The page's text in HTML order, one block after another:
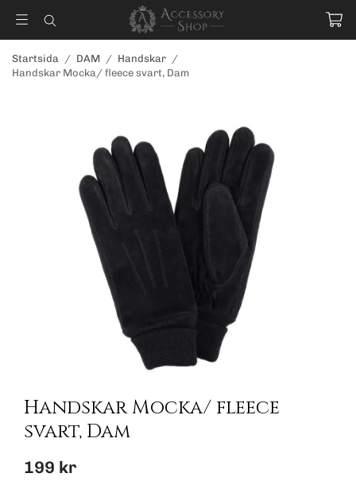
Startsida / DAM / Handskar /
Handskar Mocka/ fleece svart, Dam
Handskar Mocka/ fleece
svart, Dam
199 kr